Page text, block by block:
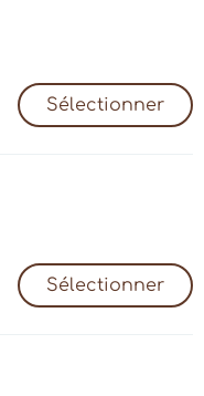
Sélectionner
Sélectionner